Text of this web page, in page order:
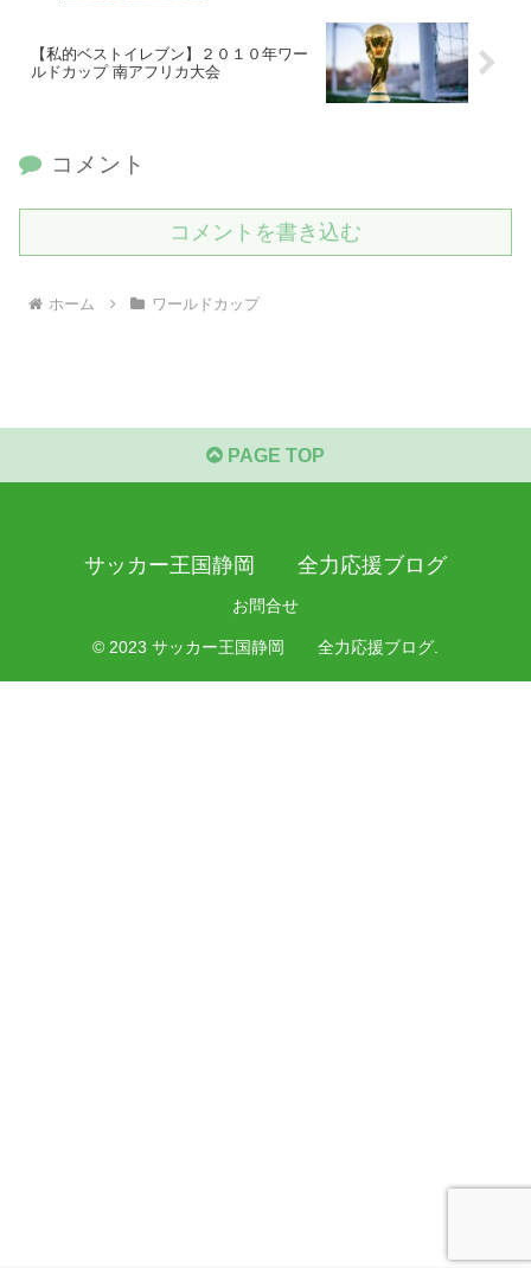
【私的ベストイレブン】２０１０年ワー
ルドカップ 南アフリカ大会
コメント
コメントを書き込む
ホーム ワールドカップ
PAGE TOP
サッカー王国静岡 全力応援ブログ
お問合せ
© 2023 サッカー王国静岡 全力応援ブログ.